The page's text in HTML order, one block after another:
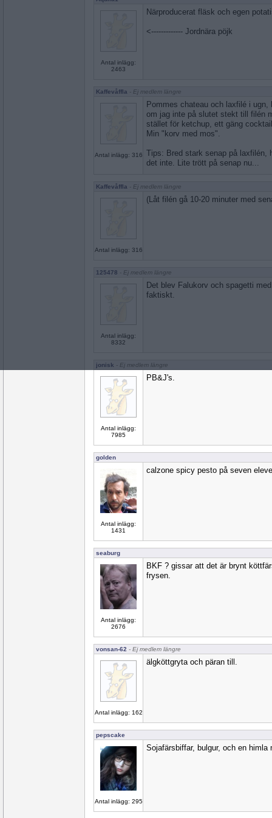
Antal inlägg:
2463
Närproducerat fläsk och egen
<------------- Jordnära pöjk
Kaffevåffla - Ej medlem längre
Antal inlägg: 316
Pommes chateau och laxfilé i
om jag inte på slutet stekt till filén
stället för ketchup, ett gäng
Min "korv med mos".
Tips: Bred stark senap på laxfilén,
det inte. Lite trött på senap nu...
Kaffevåffla - Ej medlem längre
Antal inlägg: 316
(Låt filén gå 10-20 minuter med
125478 - Ej medlem längre
Antal inlägg:
8332
Det blev Falukorv och spagetti
faktiskt.
jonisk - Ej medlem längre
Antal inlägg:
7985
PB&J's.
golden
Antal inlägg:
1431
calzone spicy pesto på seven
seaburg
Antal inlägg:
2676
BKF ? gissar att det är brynt
frysen.
vonsan-62 - Ej medlem längre
Antal inlägg: 162
älgköttgryta och päran till.
pepscake
Antal inlägg: 295
Sojafärsbiffar, bulgur, och en himla